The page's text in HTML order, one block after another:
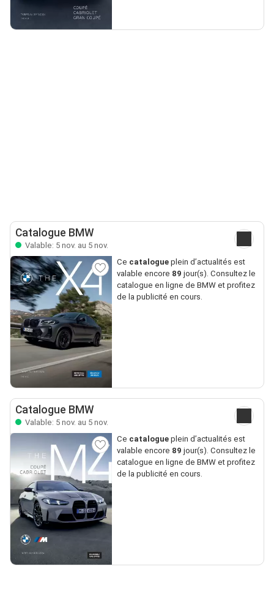
Catalogue BMW
Valable: 5 nov. au 5 nov.
Ce catalogueplein d’actualités est
valable encore 89 jour(s). Consultez le
catalogue en ligne de BMW et profitez
de la publicité en cours.
Catalogue BMW
Valable: 5 nov. au 5 nov.
Ce catalogueplein d’actualités est
valable encore 89 jour(s). Consultez le
catalogue en ligne de BMW et profitez
de la publicité en cours.